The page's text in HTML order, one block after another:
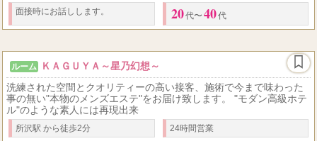
面接時にお話しします。 20代〜 40代
ルーム
ＫＡＧＵＹＡ～星乃幻想～
洗練された空間とクオリティーの高い接客、施術で今まで味わった
事の無い"本物のメンズエステ"をお届け致します。 "モダン高級ホテ
ル"のような素人には再現出来
所沢駅 から徒歩2分 24時間営業